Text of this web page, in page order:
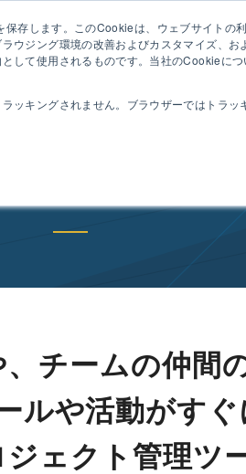
存します。このCookieは、ウェブサイトの
ウジング環境の改善およびカスタマイズ、お
して使用されるものです。当社のCookieにつ
ッキングされません。ブラウザーではトラッ
TimeTracker NX 5.5」をリリース
、チームの仲間
ルや活動がすぐ
ェクト管理ツ